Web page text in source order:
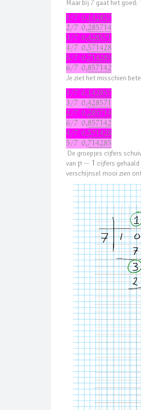
Maar bij 7 gaat het goed: 1
1 /7 0,142857
¯ ¯
¯¯¯¯¯¯¯¯¯¯
2/7 0,285714
¯ ¯
¯¯¯¯¯¯¯¯¯¯
3/7 0,428571
¯ ¯
¯¯¯¯¯¯¯¯¯¯
4/7 0,571428
¯ ¯
¯¯¯¯¯¯¯¯¯¯
5/7 0,714285
¯ ¯
¯¯¯¯¯¯¯¯¯¯
6/7 0,857142
¯ ¯
¯¯¯¯¯¯¯¯¯¯
Je ziet het misschien
1 /7 0,142857
¯ ¯
¯¯¯¯¯¯¯¯¯¯
3/7 0,428571
¯ ¯
¯¯¯¯¯¯¯¯¯¯
2/7 0,285714
¯ ¯
¯¯¯¯¯¯¯¯¯¯
6/7 0,857142
¯ ¯
¯¯¯¯¯¯¯¯¯¯
4/7 0,571428
¯ ¯
¯¯¯¯¯¯¯¯¯¯
5/7 0,714285
¯ ¯
¯¯¯¯¯¯¯¯¯¯
De groepjes cijfers
van p − 1 cijfers
verschijnsel mooi zien